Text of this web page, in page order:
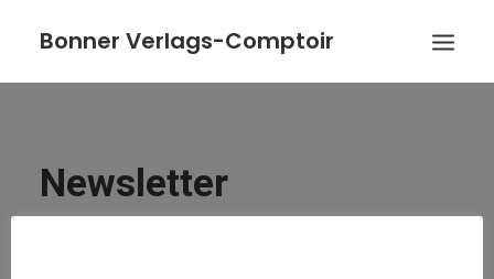
Bonner Verlags-Comptoir
AUTOREN
Newsletter